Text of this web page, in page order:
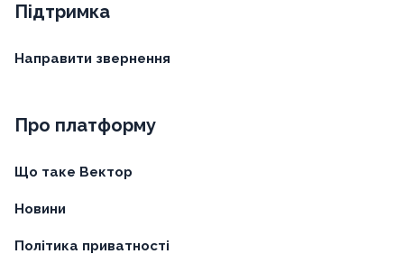
Підтримка
Направити звернення
Про платформу
Що таке Вектор
Новини
Політика приватності